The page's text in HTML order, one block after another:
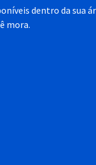
dentro da sua
mora.